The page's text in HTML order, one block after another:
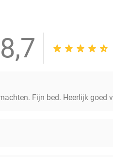
8,7
Fijn bed. Heerlijk goed